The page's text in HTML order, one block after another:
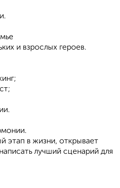
и взрослых героев.
этап в жизни, открывает
лучший сценарий для